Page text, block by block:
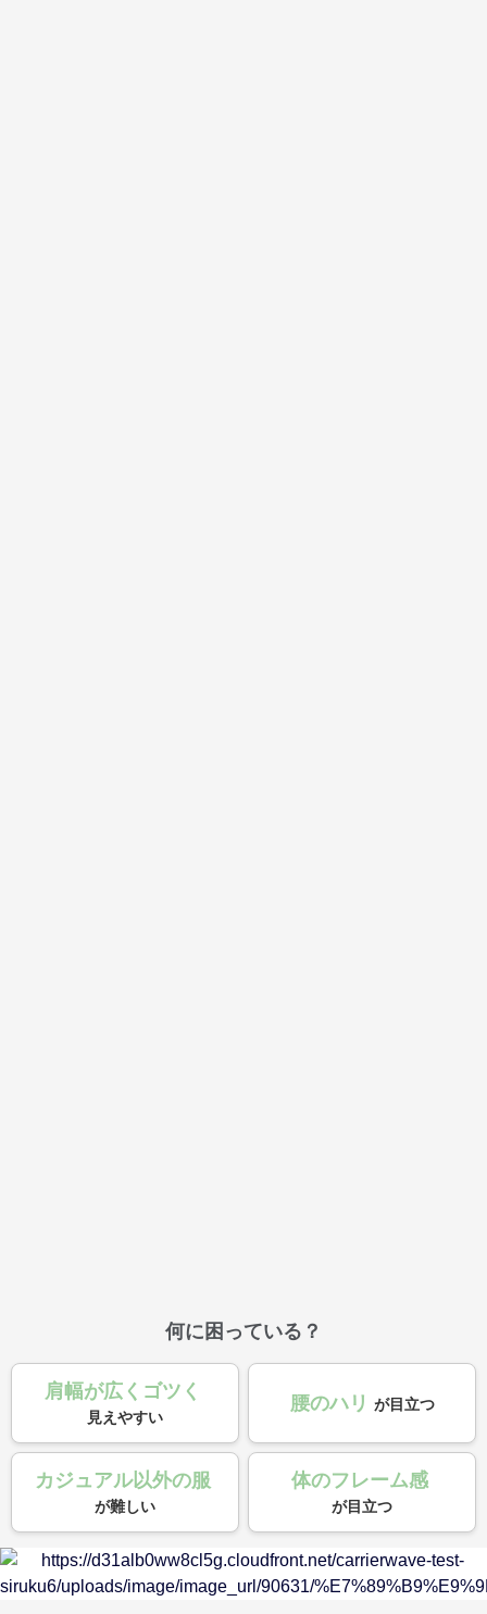
何に困っている？
肩幅が広くゴツく
見えやすい
腰のハリ が目立つ
カジュアル以外の服
が難しい
体のフレーム感
が目立つ